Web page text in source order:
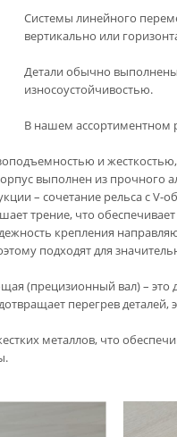
Системы линейного
вертикально или
Детали обычно
износоустойчивостью.
В нашем ассортиментном
и
выполнен из
– сочетание рельса с
трение, что
крепления
подходят для
(прецизионный вал) – это
перегрев
металлов, что